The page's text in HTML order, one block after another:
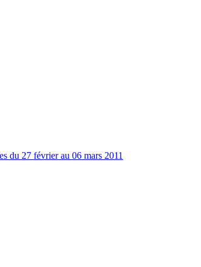
du 27 février au 06 mars 2011